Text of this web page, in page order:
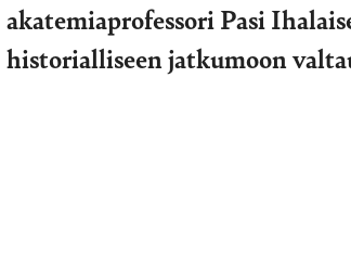
akatemiaprofessori Pasi
historialliseen jatkumoon